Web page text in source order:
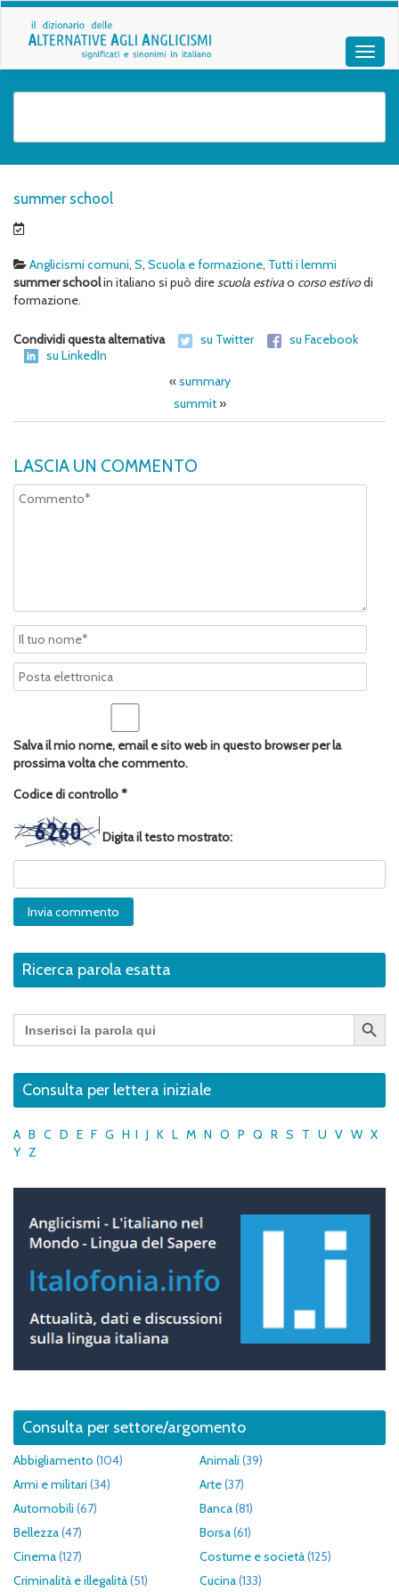
summer school
Anglicismi comuni, S, Scuola e formazione, Tutti i lemmi
summer schoolin italiano si può direscuola estivao corso estivodi
formazione.
Condividi questa alternativa su Twitter
su Facebook
su LinkedIn
«summary
summit»
LASCIA UN COMMENTO
Salva il mio nome, email e sito web in questo browser per la
prossima volta che commento.
Codice di controllo*
Digita il testo mostrato:
Ricerca parola esatta
Search
for:
Search Button
Consulta per lettera iniziale
A B C D E F G H I J K L M N O P Q R S T U V W X
Y Z
Consulta per settore/argomento
Abbigliamento (104) Animali (39)
Armi e militari (34) Arte(37)
Automobili (67) Banca(81)
Bellezza(47) Borsa(61)
Cinema(127) Costume e società(125)
Criminalità e illegalità(51) Cucina(133)